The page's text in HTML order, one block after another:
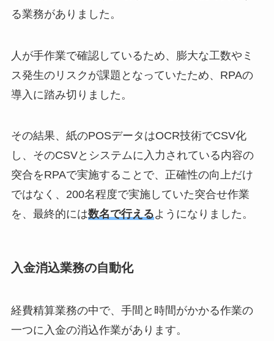
る業務がありました。
人が手作業で確認しているため、膨大な工数やミ
ス発生のリスクが課題となっていたため、RPAの
導入に踏み切りました。
その結果、紙のPOSデータはOCR技術でCSV化
し、そのCSVとシステムに入力されている内容の
突合をRPAで実施することで、正確性の向上だけ
ではなく、200名程度で実施していた突合せ作業
を、最終的には数名で行えるようになりました。
入金消込業務の自動化
経費精算業務の中で、手間と時間がかかる作業の
一つに入金の消込作業があります。